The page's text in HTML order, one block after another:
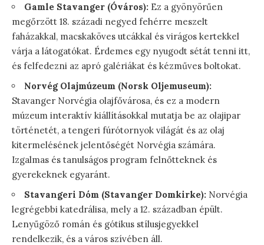
Gamle Stavanger (Óváros): Ez a gyönyörűen
megőrzött 18. századi negyed fehérre meszelt
faházakkal, macskaköves utcákkal és virágos kertekkel
várja a látogatókat. Érdemes egy nyugodt sétát tenni itt,
és felfedezni az apró galériákat és kézműves boltokat.
Norvég Olajmúzeum (Norsk Oljemuseum):
Stavanger Norvégia olajfővárosa, és ez a modern
múzeum interaktív kiállításokkal mutatja be az olajipar
történetét, a tengeri fúrótornyok világát és az olaj
kitermelésének jelentőségét Norvégia számára.
Izgalmas és tanulságos program felnőtteknek és
gyerekeknek egyaránt.
Stavangeri Dóm (Stavanger Domkirke): Norvégia
legrégebbi katedrálisa, mely a 12. században épült.
Lenyűgöző román és gótikus stílusjegyekkel
rendelkezik, és a város szívében áll.